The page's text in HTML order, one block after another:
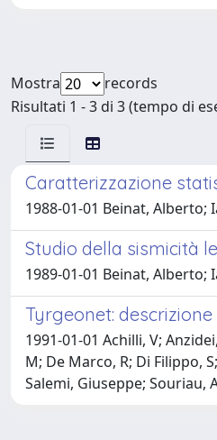
Mostra
records
Risultati 1 - 3 di 3 (tempo di
Caratterizzazione
1988-01-01 Beinat, Alberto;
Studio della sismicità
1989-01-01 Beinat, Alberto;
Tyrgeonet:
1991-01-01 Achilli, V;
M; De Marco, R; Di Filippo,
Salemi, Giuseppe; Souriau,